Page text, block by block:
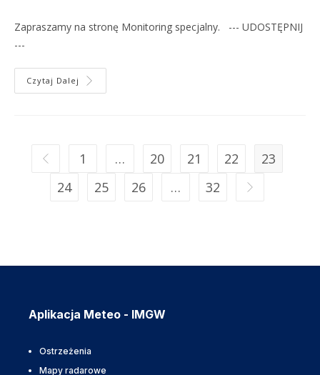
Zapraszamy na stronę Monitoring specjalny. --- UDOSTĘPNIJ
---
Czytaj Dalej
1 … 20 21 22
23
24
25 26 … 32
Aplikacja Meteo - IMGW
Ostrzeżenia
Mapy radarowe